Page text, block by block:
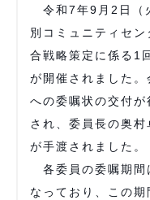
令和7年9月2日（
別コミュニティセ
合戦略策定に係る1
が開催されました
への委嘱状の交付
され、委員長の奥
が手渡されました。
各委員の委嘱期間
なっており、この